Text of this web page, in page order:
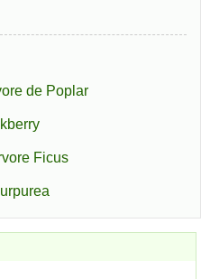
de Poplar
Ficus